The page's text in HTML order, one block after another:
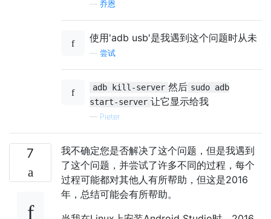
乔恩
使用'adb usb'是我遇到这个问题时从未
尝试
adb kill-server 然后 sudo adb
start-server 让它显示给我
— Pieter
7
我不确定您是否解决了这个问题，但是我遇到
了这个问题，并尝试了许多不同的过程，每个
过程可能都对其他人有所帮助，但这是2016
年，总结可能会有所帮助。